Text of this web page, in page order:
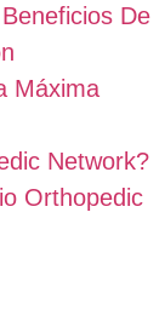
De
Máxima
Network?
Orthopedic